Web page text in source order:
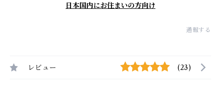
日本国内にお住まいの方向け
通報する
レビュー (23)